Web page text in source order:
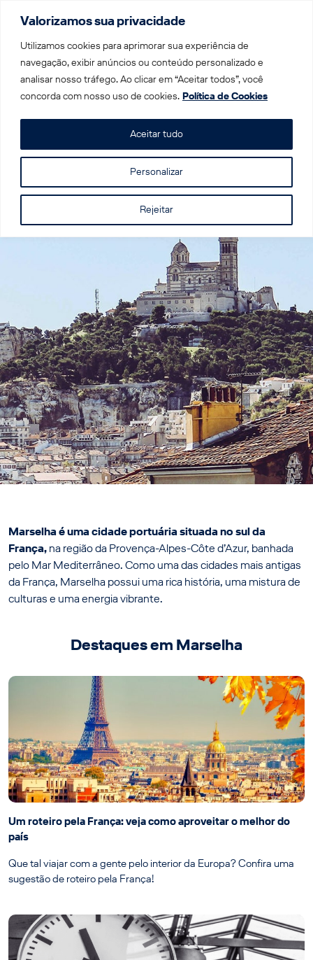
Valorizamos sua privacidade
Utilizamos cookies para aprimorar sua experiência de
navegação, exibir anúncios ou conteúdo personalizado e
analisar nosso tráfego. Ao clicar em “Aceitar todos”, você
concorda com nosso uso de cookies. Política de Cookies
Personalizar
Rejeitar
Aceitar tudo
Home | Trens por Destino | Trem na França | Marselha
Marselha
Marselha é uma cidade portuária situada no sul da
França,na região da Provença-Alpes-Côte d’Azur, banhada
pelo Mar Mediterrâneo. Como uma das cidades mais antigas
da França, Marselha possui uma rica história, uma mistura de
culturas e uma energia vibrante.
Destaques em Marselha
Um roteiro pela França: veja como aproveitar o melhor do
país
Que tal viajar com a gente pelo interior da Europa? Confira uma
sugestão de roteiro pela França!